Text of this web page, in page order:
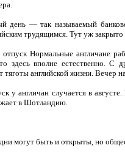
день — так называемый
трудящимся. Тут уж
Нормальные англичане
здесь вполне естественно. С
английской жизни. Вечер
у англичан случается в
в Шотландию.
могут быть и открыты, но